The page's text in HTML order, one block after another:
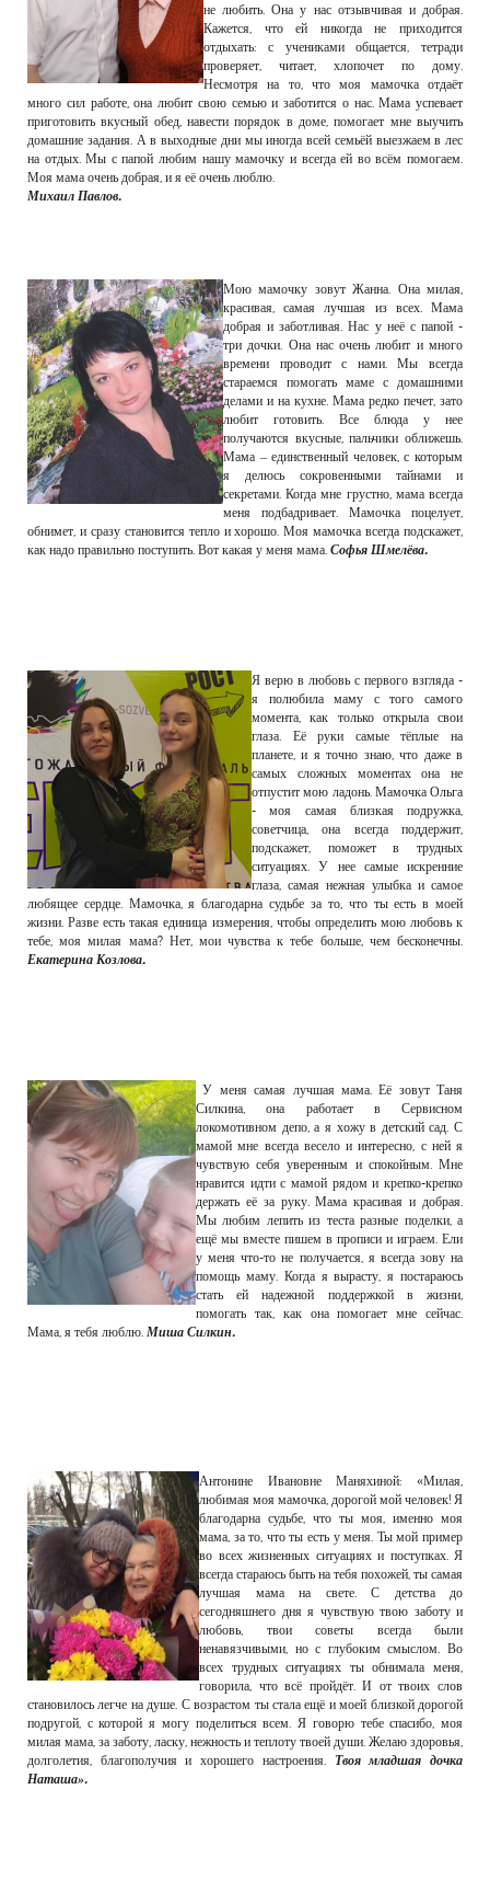
не любить. Она у нас отзывчивая и добрая.
Кажется, что ей никогда не приходится
отдыхать: с учениками общается, тетради
проверяет, читает, хлопочет по дому.
Несмотря на то, что моя мамочка отдаёт
много сил работе, она любит свою семью и заботится о нас. Мама успевает
приготовить вкусный обед, навести порядок в доме, помогает мне выучить
домашние задания. А в выходные дни мы иногда всей семьёй выезжаем в лес
на отдых. Мы с папой любим нашу мамочку и всегда ей во всём помогаем.
Моя мама очень добрая, и я её очень люблю.
Михаил Павлов.
Мою мамочку зовут Жанна. Она милая,
красивая, самая лучшая из всех. Мама
добрая и заботливая. Нас у неё с папой -
три дочки. Она нас очень любит и много
времени проводит с нами. Мы всегда
стараемся помогать маме с домашними
делами и на кухне. Мама редко печет, зато
любит готовить. Все блюда у нее
получаются вкусные, пальчики оближешь.
Мама – единственный человек, с которым
я делюсь сокровенными тайнами и
секретами. Когда мне грустно, мама всегда
меня подбадривает. Мамочка поцелует,
обнимет, и сразу становится тепло и хорошо. Моя мамочка всегда подскажет,
как надо правильно поступить. Вот какая у меня мама. Софья Шмелёва.
Я верю в любовь с первого взгляда -
я полюбила маму с того самого
момента, как только открыла свои
глаза. Её руки самые тёплые на
планете, и я точно знаю, что даже в
самых сложных моментах она не
отпустит мою ладонь. Мамочка Ольга
- моя самая близкая подружка,
советчица, она всегда поддержит,
подскажет, поможет в трудных
ситуациях. У нее самые искренние
глаза, самая нежная улыбка и самое
любящее сердце. Мамочка, я благодарна судьбе за то, что ты есть в моей
жизни. Разве есть такая единица измерения, чтобы определить мою любовь к
тебе, моя милая мама? Нет, мои чувства к тебе больше, чем бесконечны.
Екатерина Козлова.
У меня самая лучшая мама. Её зовут Таня
Силкина, она работает в Сервисном
локомотивном депо, а я хожу в детский сад. С
мамой мне всегда весело и интересно, с ней я
чувствую себя уверенным и спокойным. Мне
нравится идти с мамой рядом и крепко-крепко
держать её за руку. Мама красивая и добрая.
Мы любим лепить из теста разные поделки, а
ещё мы вместе пишем в прописи и играем. Ели
у меня что-то не получается, я всегда зову на
помощь маму. Когда я вырасту, я постараюсь
стать ей надежной поддержкой в жизни,
помогать так, как она помогает мне сейчас.
Мама, я тебя люблю. Миша Силкин.
Антонине Ивановне Маняхиной: «Милая,
любимая моя мамочка, дорогой мой человек! Я
благодарна судьбе, что ты моя, именно моя
мама, за то, что ты есть у меня. Ты мой пример
во всех жизненных ситуациях и поступках. Я
всегда стараюсь быть на тебя похожей, ты самая
лучшая мама на свете. С детства до
сегодняшнего дня я чувствую твою заботу и
любовь, твои советы всегда были
ненавязчивыми, но с глубоким смыслом. Во
всех трудных ситуациях ты обнимала меня,
говорила, что всё пройдёт. И от твоих слов
становилось легче на душе. С возрастом ты стала ещё и моей близкой дорогой
подругой, с которой я могу поделиться всем. Я говорю тебе спасибо, моя
милая мама, за заботу, ласку, нежность и теплоту твоей души. Желаю здоровья,
долголетия, благополучия и хорошего настроения.
Твоя младшая дочка
Наташа».